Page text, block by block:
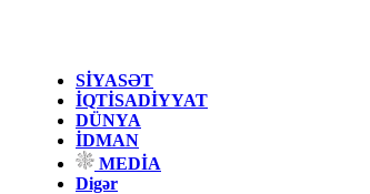
SİYASƏT
İQTİSADİYYAT
DÜNYA
İDMAN
MEDİA
Digər